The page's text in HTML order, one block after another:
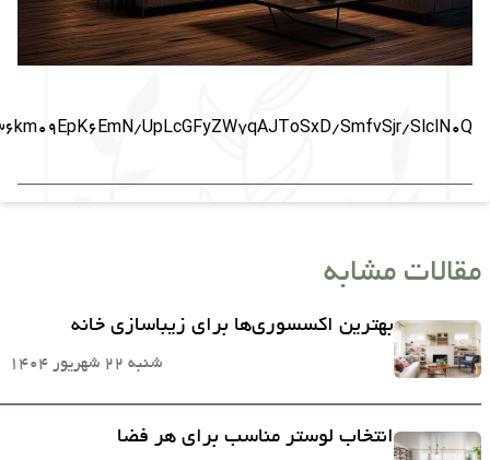
UpLcGFyZW7qAJToSxD/SmfvSjr/SlclN0Q=
مقالات مشابه
بهترین اکسسوری‌ها برای زیباسازی خانه
شنبه 22 شهریور 1404
انتخاب لوستر مناسب برای هر فضا